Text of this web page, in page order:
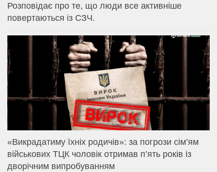
Розповідає про те, що люди все активніше
повертаються із СЗЧ.
«Викрадатиму їхніх родичів»: за погрози сім’ям
військових ТЦК чоловік отримав п’ять років із
дворічним випробуванням